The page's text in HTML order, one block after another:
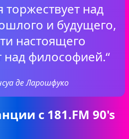
над
и будущего,
настоящего
над философией.“
де Ларошфуко
с 181.FM 90's